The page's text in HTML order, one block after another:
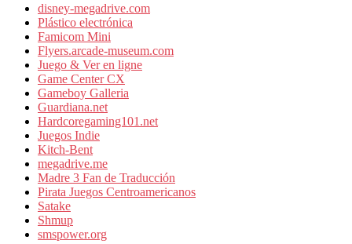
disney-megadrive.com
Plástico electrónica
Famicom Mini
Flyers.arcade-museum.com
Juego & Ver en ligne
Game Center CX
Gameboy Galleria
Guardiana.net
Hardcoregaming101.net
Juegos Indie
Kitch-Bent
megadrive.me
Madre 3 Fan de Traducción
Pirata Juegos Centroamericanos
Satake
Shmup
smspower.org